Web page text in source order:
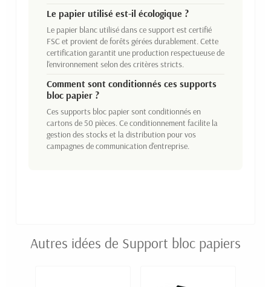
Le papier utilisé est-il écologique ?
Le papier blanc utilisé dans ce support est certifié
FSC et provient de forêts gérées durablement. Cette
certification garantit une production respectueuse de
l'environnement selon des critères stricts.
Comment sont conditionnés ces supports
bloc papier ?
Ces supports bloc papier sont conditionnés en
cartons de 50 pièces. Ce conditionnement facilite la
gestion des stocks et la distribution pour vos
campagnes de communication d'entreprise.
Autres idées de Support bloc papiers